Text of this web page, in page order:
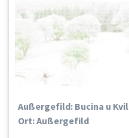
Außergefild: Bucina u
Ort: Außergefild